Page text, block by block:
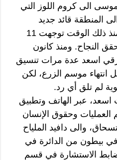
الى كروم اللوز التي
المنطقة قائد جديد
ويطلب دراسة الاوضاع. ومنذ ذلك الوقت توجهت 11
النجاح. ومنذ كانون
اسعد عدة مرات تنسيق
انتهاء موسم الزرع، لكن
لم تلق أي رد.
اسعد، عبر الهاتف وتطبيق
وحقوق الإنسان
والى دافيد الملياح
بيطون من الدائرة في
ضابط الاستشارة في قسم